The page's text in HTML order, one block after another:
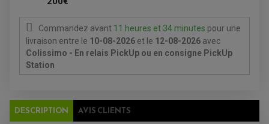
FEUX ADDITIONNELS
REDRESSEUR / REGULATEUR
STATOR
ENTRETIEN MOTO
FILTRE A AIR
FREINAGE
DISQUE DE FREIN AVANT
ACCESSOIRE + VISSERIE FREINAGE
DISQUE DE FREIN ARRIERE
PLAQUETTE DE FREIN AVANT
PLAQUETTE DE FREIN ARRIERE
MAÎTRE CYLINDRE
Commandez avant 11 heures et 34 minutes pour une
livraison entre le 10-08-2026 et le 12-08-2026 avec
Colissimo - En relais PickUp ou en consigne PickUp
Station
DESCRIPTION AVIS CLIENTS